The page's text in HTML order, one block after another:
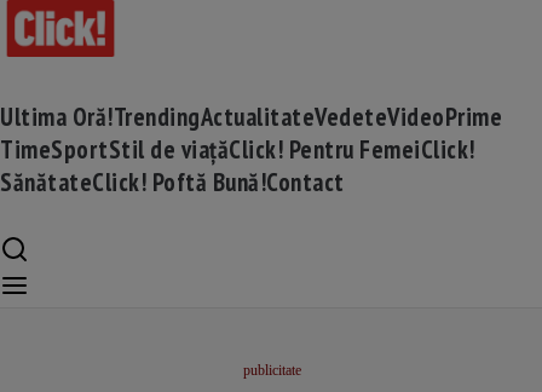
Ultima Oră!TrendingActualitateVedeteVideoPrime
TimeSportStil de viațăClick! Pentru FemeiClick!
SănătateClick! Poftă Bună!Contact